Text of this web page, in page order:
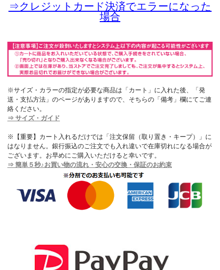
⇒クレジットカード決済でエラーになった
場合
※サイズ・カラーの指定が必要な商品は「カート」に入れた後、「発
送・支払方法」のページがありますので、そちらの「備考」欄にてご連
絡ください。
⇒ サイズ・ガイド
※【重要】カート入れるだけでは「注文保留（取り置き・キープ）」に
はなりません。銀行振込のご注文でも入れ違いで在庫切れになる場合が
ございます。お早めにご購入いただけると幸いです。
⇒ 簡単５秒♪お買い物の流れ・安心の交換・保証のお約束